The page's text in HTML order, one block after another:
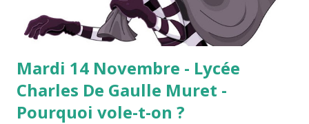
Mardi 14 Novembre - Lycée
Charles De Gaulle Muret -
Pourquoi vole-t-on ?